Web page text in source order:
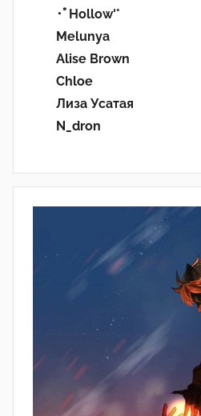
･ﾟHollow'°
Melunya
Alise Brown
Chloe
Лиза Усатая
N_dron